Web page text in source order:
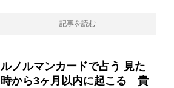
記事を読む
ルノルマンカードで占う 見た
時から3ヶ月以内に起こる 貴